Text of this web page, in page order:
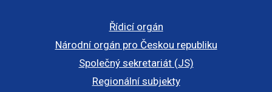
Řídicí orgán
Národní orgán pro Českou republiku
Společný sekretariát (JS)
Regionální subjekty